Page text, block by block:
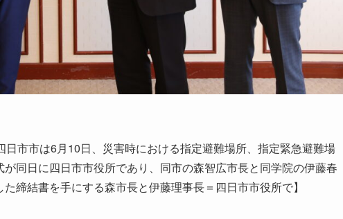
市市は6月10日、災害時における指定避難場所、指定緊急避難場
同日に四日市市役所であり、同市の森智広市長と同学院の伊藤春
締結書を手にする森市長と伊藤理事長＝四日市市役所で】